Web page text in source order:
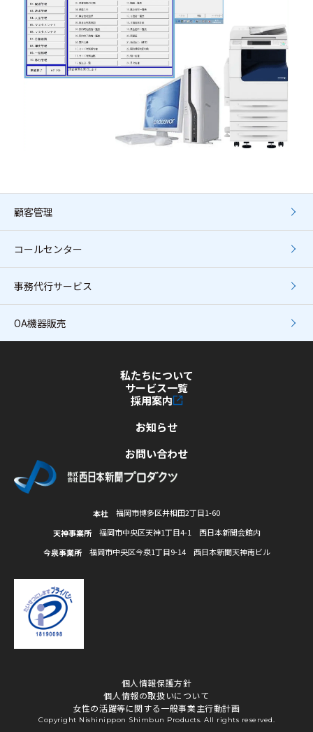
顧客管理
コールセンター
事務代行サービス
OA機器販売
本社 福岡市博多区井相田2丁目1-60
天神事業所 福岡市中央区天神1丁目4-1 西日本新聞会館内
今泉事業所 福岡市中央区今泉1丁目9-14 西日本新聞天神南ビル
私たちについて
サービス一覧
採用案内
お知らせ
お問い合わせ
Copyright Nishinippon Shimbun Products. All rights reserved.
個人情報保護方針
個人情報の取扱いについて
女性の活躍等に関する一般事業主行動計画